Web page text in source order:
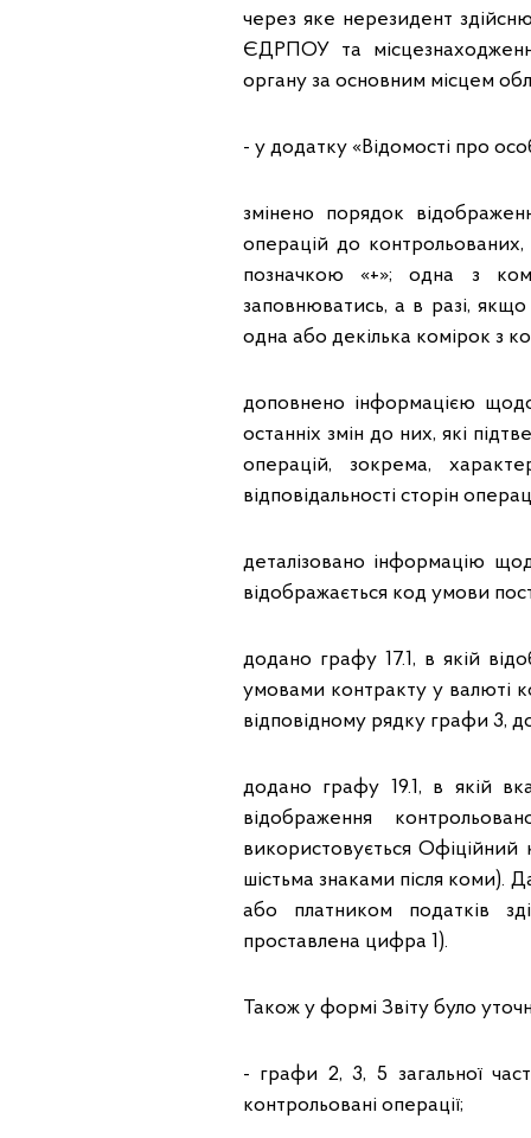
через яке нерезидент
ЄДРПОУ та
органу за основним місцем
- у додатку «Відомості про
змінено порядок
операцій до
позначкою «+»; одна з
заповнюватись, а в разі,
одна або декілька комірок з
доповнено інформацією
останніх змін до них, які
операцій, зокрема,
відповідальності сторін
деталізовано інформацію
відображається код умови
додано графу 17.1, в якій
умовами контракту у валюті
відповідному рядку графи 3,
додано графу 19.1, в якій
відображення
використовується
шістьма знаками після коми).
або платником податків
проставлена цифра 1).
Також у формі Звіту було
- графи 2, 3, 5 загальної
контрольовані операції;